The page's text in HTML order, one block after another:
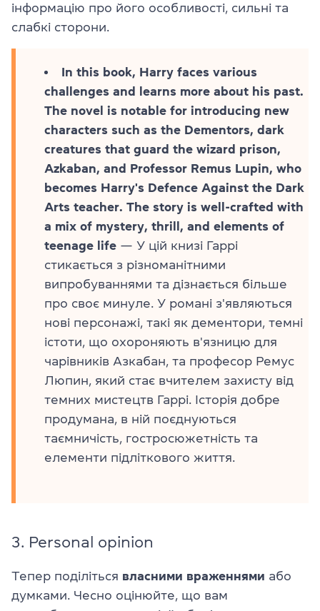
інформацію про його особливості, сильні та
слабкі сторони.
In this book, Harry faces various
challenges and learns more about his past.
The novel is notable for introducing new
characters such as the Dementors, dark
creatures that guard the wizard prison,
Azkaban, and Professor Remus Lupin, who
becomes Harry's Defence Against the Dark
Arts teacher. The story is well-crafted with
a mix of mystery, thrill, and elements of
teenage life — У цій книзі Гаррі
стикається з різноманітними
випробуваннями та дізнається більше
про своє минуле. У романі з'являються
нові персонажі, такі як дементори, темні
істоти, що охороняють в'язницю для
чарівників Азкабан, та професор Ремус
Люпин, який стає вчителем захисту від
темних мистецтв Гаррі. Історія добре
продумана, в ній поєднуються
таємничість, гостросюжетність та
елементи підліткового життя.
3. Personal opinion
Тепер поділіться власними враженнями або
думками. Чесно оцінюйте, що вам